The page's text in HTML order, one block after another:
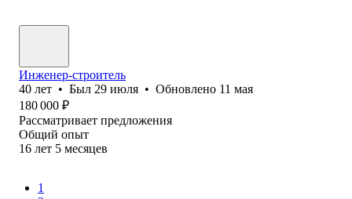
Инженер-строитель
40 лет • Был 29 июля • Обновлено 11 мая
180 000 ₽
Рассматривает предложения
Общий опыт
16 лет 5 месяцев
1